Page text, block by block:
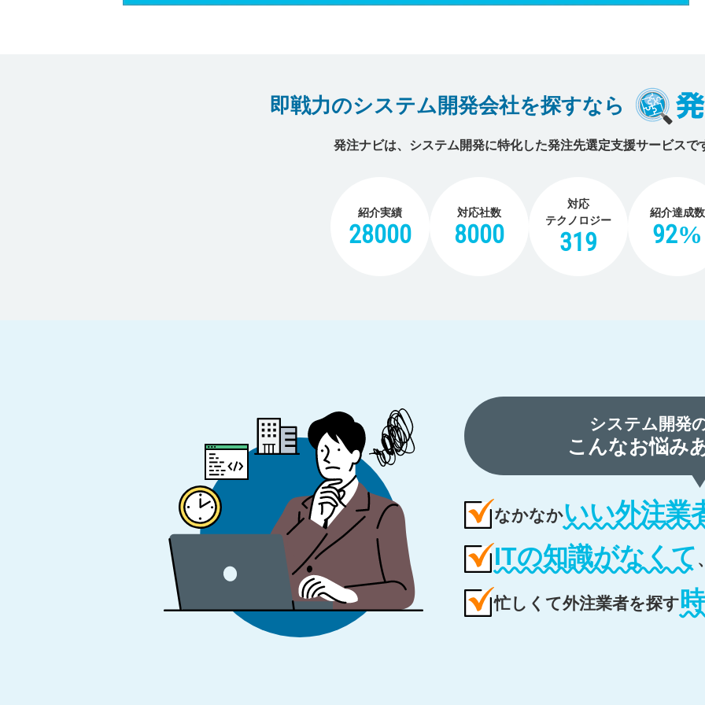
即戦力のシステム開発会社を探すなら
発注ナビは、システム開発に特化した発注先選定支援サービスで
紹介実績
28000
対応社数
8000
対応
テクノロジー
319
紹介達成数
92%
システム開発
こんなお悩み
なかなかいい外注業
ITの知識がなくて
忙しくて外注業者を探す